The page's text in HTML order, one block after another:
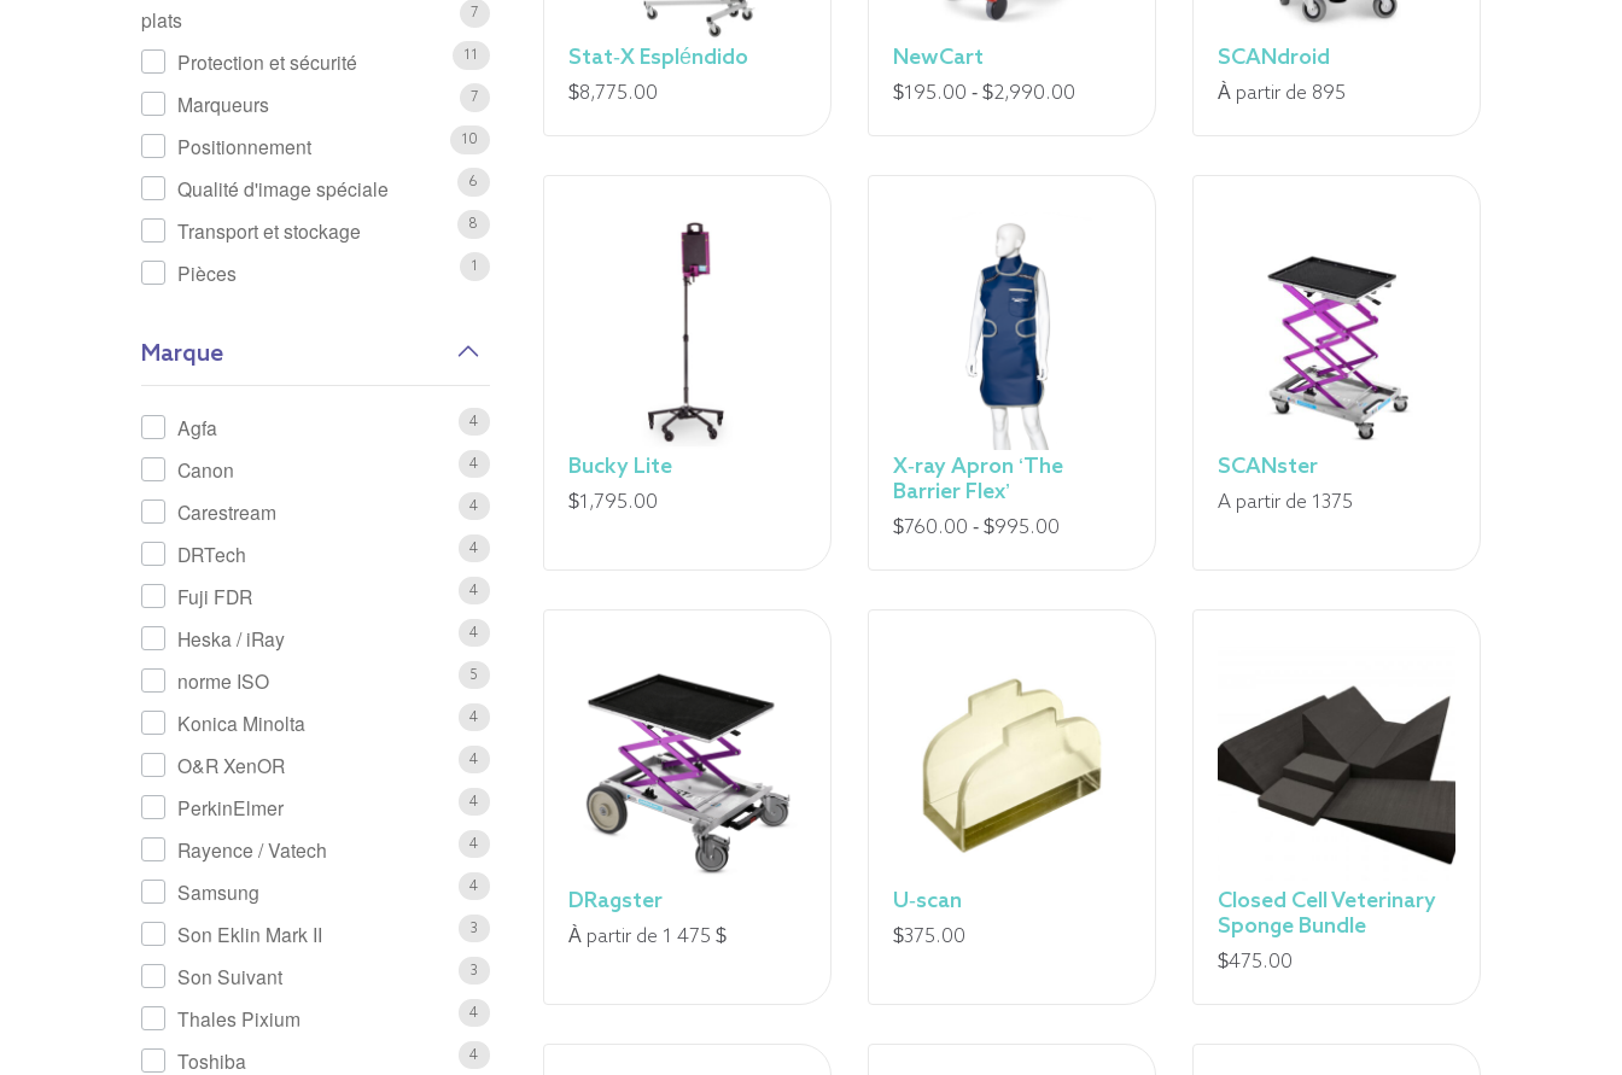
Stat-X Espléndido
$8,775.00
NewCart
$195.00 - $2,990.00Fourchette
SCANdroid
À partir de 895
Bucky Lite
$1,795.00
X-ray Apron ‘The
Barrier Flex’
$760.00 - $995.00Fourchette
760,00
$
995,00
SCANster
A partir de 1375
DRagster
À partir de 1 475 $
U-scan
$375.00
Closed Cell Veterinary
Sponge Bundle
$475.00
plats
7
Protection et sécurité 11
Marqueurs 7
Positionnement 10
Qualité d'image spéciale 6
Transport et stockage 8
Pièces 1
Marque
Agfa 4
Canon 4
Carestream 4
DRTech 4
Fuji FDR 4
Heska / iRay 4
norme ISO 5
Konica Minolta 4
O&R XenOR 4
PerkinElmer 4
Rayence / Vatech 4
Samsung 4
Son Eklin Mark II 3
Son Suivant 3
Thales Pixium 4
Toshiba 4